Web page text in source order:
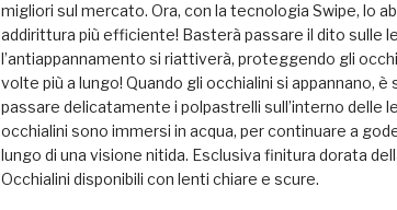
migliori sul mercato. Ora, con la tecnologia Swipe, lo
addirittura più efficiente! Basterà passare il dito sulle
l’antiappannamento si riattiverà, proteggendo gli
volte più a lungo! Quando gli occhialini si appannano,
passare delicatamente i polpastrelli sull’interno delle
occhialini sono immersi in acqua, per continuare a
lungo di una visione nitida. Esclusiva finitura dorata
Occhialini disponibili con lenti chiare e scure.